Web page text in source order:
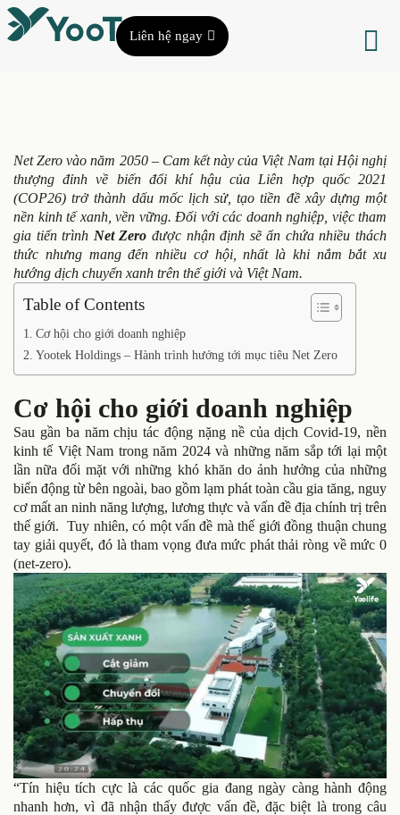
Liên hệ ngay
Net Zero vào năm 2050 – Cam kết này của Việt Nam tại Hội nghị
thượng đỉnh về biến đổi khí hậu của Liên hợp quốc 2021
(COP26) trở thành dấu mốc lịch sử, tạo tiền đề xây dựng một
nền kinh tế xanh, vền vững. Đối với các doanh nghiệp, việc tham
gia tiến trình Net Zero được nhận định sẽ ẩn chứa nhiều thách
thức nhưng mang đến nhiều cơ hội, nhất là khi nắm bắt xu
hướng dịch chuyển xanh trên thế giới và Việt Nam.
Table of Contents
Cơ hội cho giới doanh nghiệp
Yootek Holdings – Hành trình hướng tới mục tiêu Net Zero
Cơ hội cho giới doanh nghiệp
Sau gần ba năm chịu tác động nặng nề của dịch Covid-19, nền
kinh tế Việt Nam trong năm 2024 và những năm sắp tới lại một
lần nữa đối mặt với những khó khăn do ảnh hưởng của những
biến động từ bên ngoài, bao gồm lạm phát toàn cầu gia tăng, nguy
cơ mất an ninh năng lượng, lương thực và vấn đề địa chính trị trên
thế giới. Tuy nhiên, có một vấn đề mà thế giới đồng thuận chung
tay giải quyết, đó là tham vọng đưa mức phát thải ròng về mức 0
(net-zero).
“Tín hiệu tích cực là các quốc gia đang ngày càng hành động
nhanh hơn, vì đã nhận thấy được vấn đề, đặc biệt là trong câu